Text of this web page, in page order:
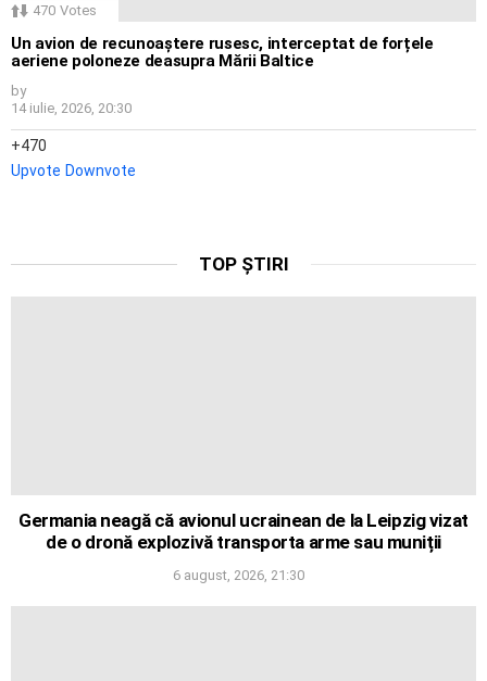
470 Votes
Un avion de recunoaștere rusesc, interceptat de forțele
aeriene poloneze deasupra Mării Baltice
by
14 iulie, 2026, 20:30
470
Upvote Downvote
TOP ȘTIRI
Germania neagă că avionul ucrainean de la Leipzig vizat
de o dronă explozivă transporta arme sau muniții
6 august, 2026, 21:30